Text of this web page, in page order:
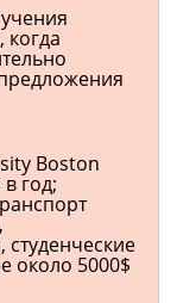
когда
Boston
год;
около 5000$